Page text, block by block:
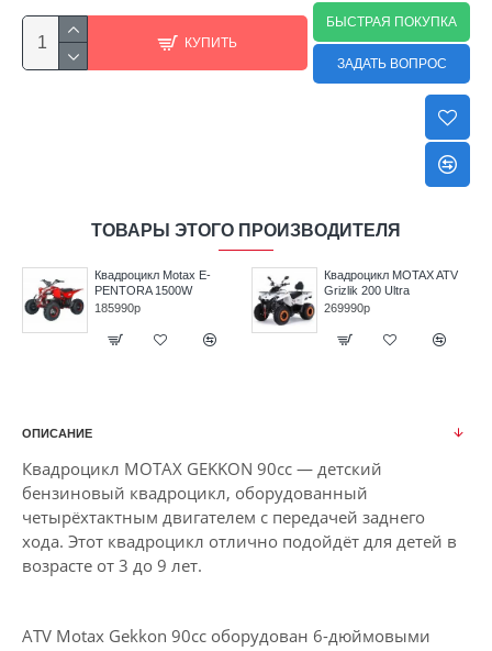
КУПИТЬ
БЫСТРАЯ ПОКУПКА
ЗАДАТЬ ВОПРОС
ТОВАРЫ ЭТОГО ПРОИЗВОДИТЕЛЯ
Квадроцикл Motax E-
PENTORA 1500W
185990р
Квадроцикл MOTAX ATV
Grizlik 200 Ultra
269990р
ОПИСАНИЕ
Квадроцикл MOTAX GEKKON 90cc — детский
бензиновый квадроцикл, оборудованный
четырёхтактным двигателем с передачей заднего
хода. Этот квадроцикл отлично подойдёт для детей в
возрасте от 3 до 9 лет.
ATV Motax Gekkon 90cc оборудован 6-дюймовыми